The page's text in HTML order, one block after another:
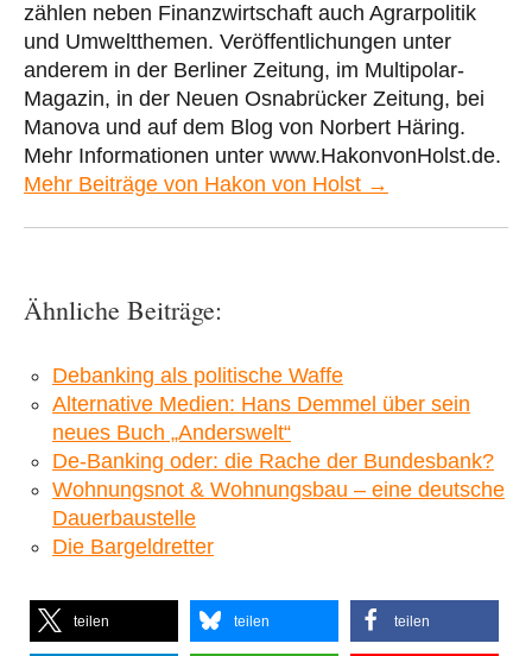
zählen neben Finanzwirtschaft auch Agrarpolitik
und Umweltthemen. Veröffentlichungen unter
anderem in der Berliner Zeitung, im Multipolar-
Magazin, in der Neuen Osnabrücker Zeitung, bei
Manova und auf dem Blog von Norbert Häring.
Mehr Informationen unter www.HakonvonHolst.de.
Mehr Beiträge von Hakon von Holst →
Ähnliche Beiträge:
Debanking als politische Waffe
Alternative Medien: Hans Demmel über sein
neues Buch „Anderswelt“
De-Banking oder: die Rache der Bundesbank?
Wohnungsnot & Wohnungsbau – eine deutsche
Dauerbaustelle
Die Bargeldretter
teilen teilen teilen